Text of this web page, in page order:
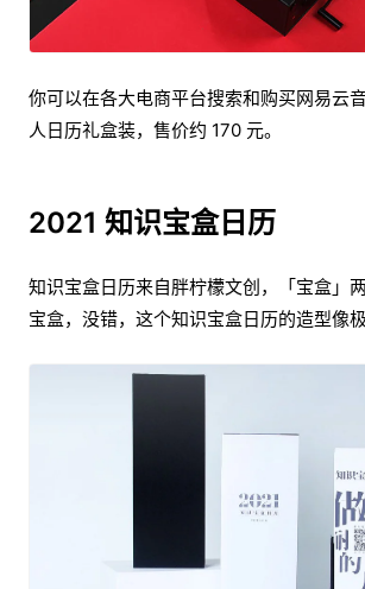
你可以在各大电商平台搜索和购买网易云
人日历礼盒装，售价约 170 元。
2021 知识宝盒日历
知识宝盒日历来自胖柠檬文创，「宝盒」
宝盒，没错，这个知识宝盒日历的造型像